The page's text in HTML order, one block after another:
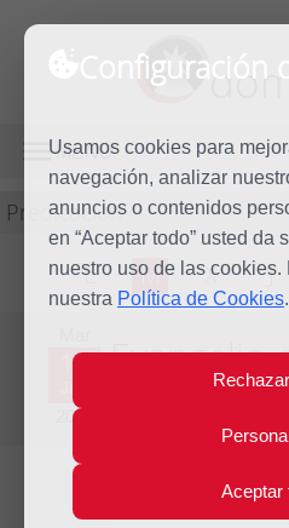
Configuración
Usamos cookies para
navegación, analizar
anuncios o contenidos
en “Aceptar todo” usted da
nuestro uso de las cookies.
nuestra Política de Cookies.
Aceptar
MENÚ
Predicación
L M X J
11
2024
Evangelio
Décima Semana del
Lecturas del